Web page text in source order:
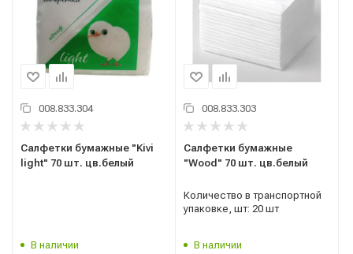
008.833.304
Салфетки бумажные "Kivi
light" 70 шт. цв.белый
В наличии
008.833.303
Салфетки бумажные
"Wood" 70 шт. цв.белый
Количество в транспортной
упаковке, шт: 20 шт
В наличии